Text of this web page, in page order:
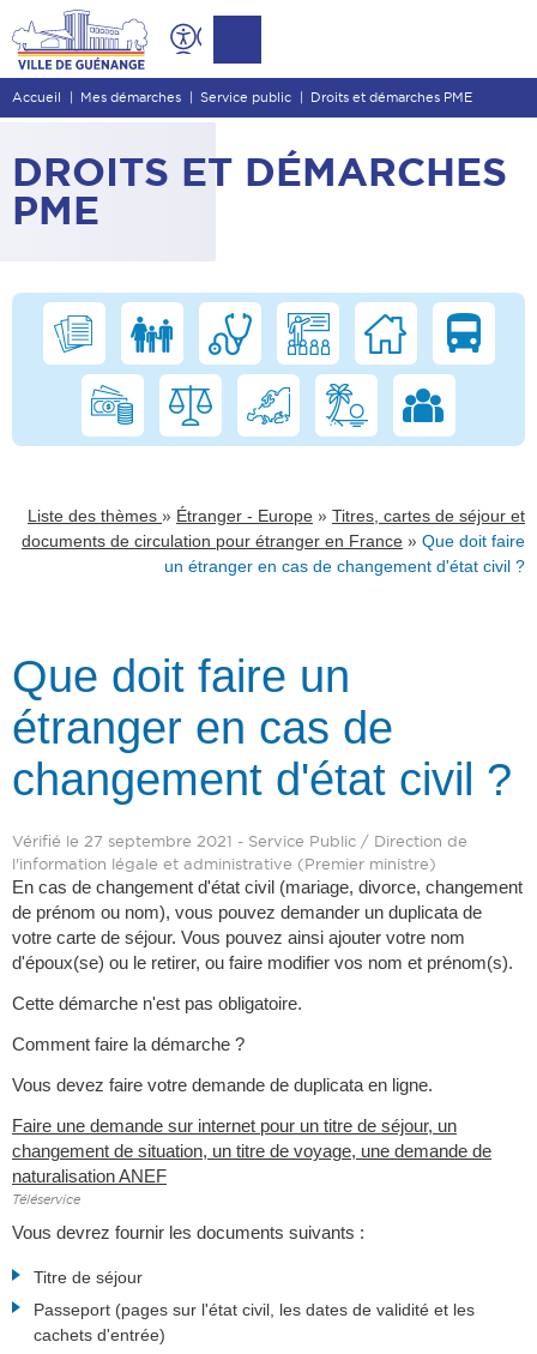
Contenu
Entête de page
Menu principal
Pied de page
Accueil Mes démarches Service public Droits et démarches PME
DROITS ET DÉMARCHES
PME
Liste des thèmes » Étranger - Europe » Titres, cartes de séjour et
documents de circulation pour étranger en France » Que doit faire
un étranger en cas de changement d'état civil ?
Que doit faire un
étranger en cas de
changement d'état civil ?
Vérifié le 27 septembre 2021 - Service Public / Direction de
l'information légale et administrative (Premier ministre)
En cas de changement d'état civil (mariage, divorce, changement
de prénom ou nom), vous pouvez demander un duplicata de
votre carte de séjour. Vous pouvez ainsi ajouter votre nom
d'époux(se) ou le retirer, ou faire modifier vos nom et prénom(s).
Cette démarche n'est pas obligatoire.
Comment faire la démarche ?
Vous devez faire votre demande de duplicata en ligne.
Faire une demande sur internet pour un titre de séjour, un
changement de situation, un titre de voyage, une demande de
naturalisation ANEF
Téléservice
Vous devrez fournir les documents suivants :
Titre de séjour
Passeport (pages sur l'état civil, les dates de validité et les
cachets d'entrée)